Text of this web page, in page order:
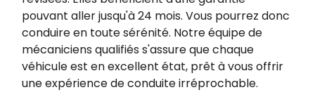
pouvant aller jusqu'à 24 mois. Vous pourrez donc
conduire en toute sérénité. Notre équipe de
mécaniciens qualifiés s'assure que chaque
véhicule est en excellent état, prêt à vous offrir
une expérience de conduite irréprochable.